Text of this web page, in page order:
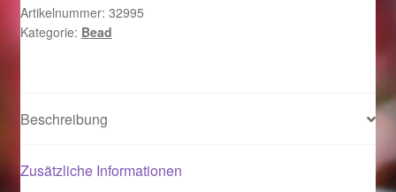
Kasse
Artikelnummer: 32995
Kategorie: Bead
Beschreibung
Zusätzliche Informationen